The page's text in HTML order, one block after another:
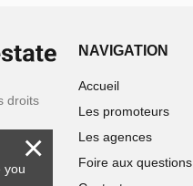
droits
NAVIGATION
Accueil
Les promoteurs
Les agences
Foire aux questions
×
you